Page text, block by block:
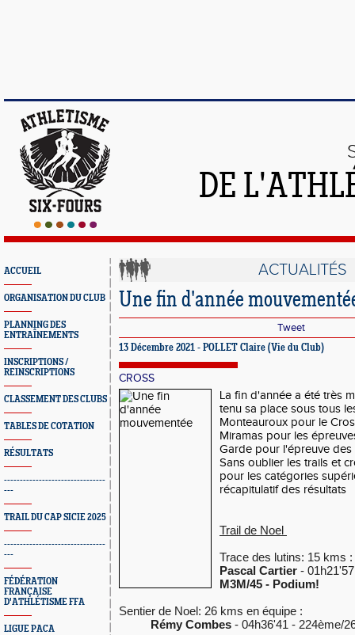
DE
ACCUEIL
ORGANISATION DU CLUB
PLANNING DES
ENTRAÎNEMENTS
INSCRIPTIONS /
REINSCRIPTIONS
CLASSEMENT DES CLUBS
TABLES DE COTATION
RÉSULTATS
--------------------------------
---
TRAIL DU CAP SICIE 2025
--------------------------------
---
FÉDÉRATION
FRANÇAISE
D'ATHLÉTISME FFA
LIGUE PACA
ACTUALITÉS
Une fin d'année
Tweet
13 Décembre 2021 - POLLET Claire (Vie du Club)
CROSS
La fin d'année a été très
tenu sa place sous tous
Monteauroux pour le
Miramas pour les
Garde pour l'épreuve
Sans oublier les trails et
pour les catégories
récapitulatif des résultats
Trail de Noel
Trace des lutins: 15 kms :
Pascal Cartier -
M3M/45 - Podium!
Sentier de Noel: 26 kms en équipe :
Rémy Combes - 04h36'41 - 224ème/